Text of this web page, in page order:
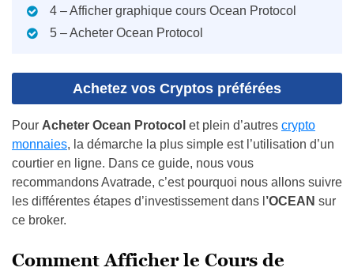
4 – Afficher graphique cours Ocean Protocol
5 – Acheter Ocean Protocol
Achetez vos Cryptos préférées
Pour Acheter Ocean Protocol et plein d’autres crypto
monnaies, la démarche la plus simple est l’utilisation d’un
courtier en ligne. Dans ce guide, nous vous
recommandons Avatrade, c’est pourquoi nous allons suivre
les différentes étapes d’investissement dans l ’OCEAN sur
ce broker.
Comment Afficher le Cours de